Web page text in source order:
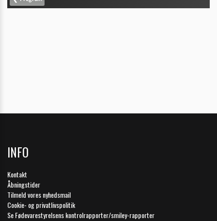
INFO
Kontakt
Åbningstider
Tilmeld vores nyhedsmail
Cookie- og privatlivspolitik
Se Fødevarestyrelsens kontrolrapporter/smiley-rapporter